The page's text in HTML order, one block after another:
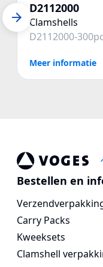
D2112000
Clamshells
D2112000-
Meer informatie
Vogespackaging
Bestellen en
Carry Packs
Kweeksets
Clamshell